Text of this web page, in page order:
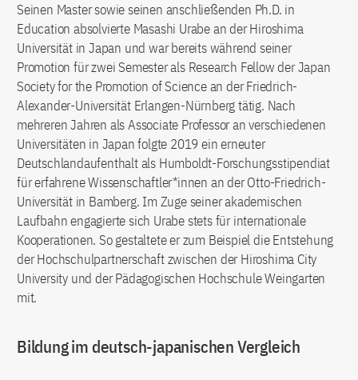
Seinen Master sowie seinen anschließenden Ph.D. in
Education absolvierte Masashi Urabe an der Hiroshima
Universität in Japan und war bereits während seiner
Promotion für zwei Semester als Research Fellow der Japan
Society for the Promotion of Science an der Friedrich-
Alexander-Universität Erlangen-Nürnberg tätig. Nach
mehreren Jahren als Associate Professor an verschiedenen
Universitäten in Japan folgte 2019 ein erneuter
Deutschlandaufenthalt als Humboldt-Forschungsstipendiat
für erfahrene Wissenschaftler*innen an der Otto-Friedrich-
Universität in Bamberg. Im Zuge seiner akademischen
Laufbahn engagierte sich Urabe stets für internationale
Kooperationen. So gestaltete er zum Beispiel die Entstehung
der Hochschulpartnerschaft zwischen der Hiroshima City
University und der Pädagogischen Hochschule Weingarten
mit.
Bildung im deutsch-japanischen Vergleich